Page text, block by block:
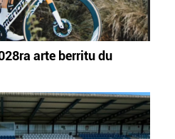
arte berritu du